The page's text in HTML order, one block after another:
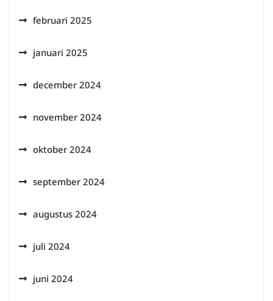
februari 2025
januari 2025
december 2024
november 2024
oktober 2024
september 2024
augustus 2024
juli 2024
juni 2024